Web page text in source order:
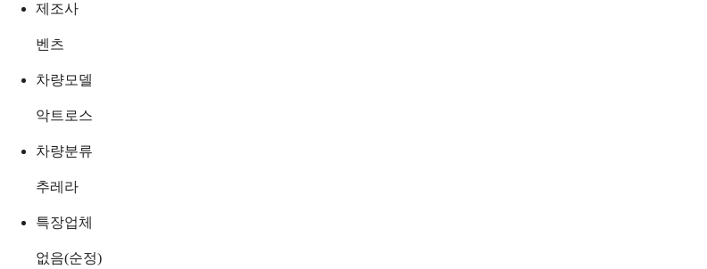
제조사
벤츠
차량모델
악트로스
차량분류
추레라
특장업체
없음(순정)